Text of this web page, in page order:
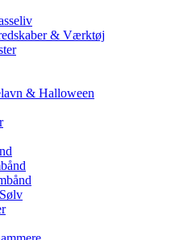
& Værktøj
& Halloween